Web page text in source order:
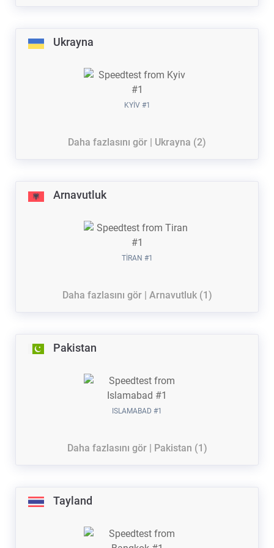
Ukrayna
KYIV #1
Daha fazlasını gör | Ukrayna (2)
Arnavutluk
TIRAN #1
Daha fazlasını gör | Arnavutluk (1)
Pakistan
ISLAMABAD #1
Daha fazlasını gör | Pakistan (1)
Tayland